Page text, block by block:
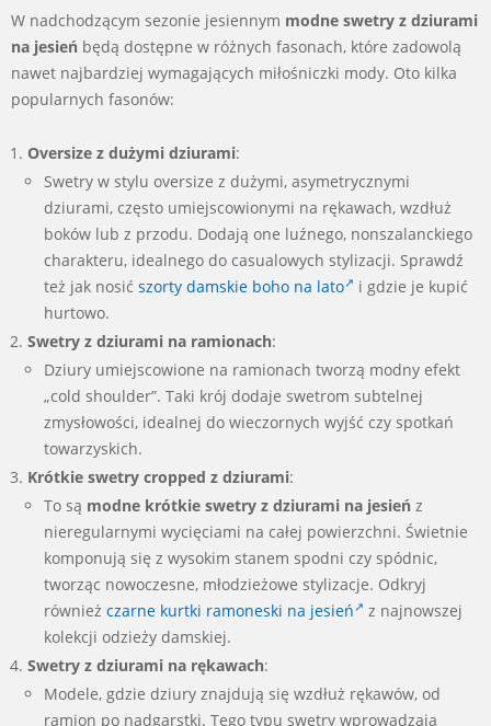
W nadchodzącym sezonie jesiennym modne swetry z dziurami
na jesień będą dostępne w różnych fasonach, które zadowolą
nawet najbardziej wymagających miłośniczki mody. Oto kilka
popularnych fasonów:
Oversize z dużymi dziurami:
Swetry w stylu oversize z dużymi, asymetrycznymi
dziurami, często umiejscowionymi na rękawach, wzdłuż
boków lub z przodu. Dodają one luźnego, nonszalanckiego
charakteru, idealnego do casualowych stylizacji. Sprawdź
też jak nosić szorty damskie boho na lato
i gdzie je kupić
hurtowo.
Swetry z dziurami na ramionach:
Dziury umiejscowione na ramionach tworzą modny efekt
„cold shoulder”. Taki krój dodaje swetrom subtelnej
zmysłowości, idealnej do wieczornych wyjść czy spotkań
towarzyskich.
Krótkie swetry cropped z dziurami:
To są modne krótkie swetry z dziurami na jesień z
nieregularnymi wycięciami na całej powierzchni. Świetnie
komponują się z wysokim stanem spodni czy spódnic,
tworząc nowoczesne, młodzieżowe stylizacje. Odkryj
również czarne kurtki ramoneski na jesień
z najnowszej
kolekcji odzieży damskiej.
Swetry z dziurami na rękawach:
Modele, gdzie dziury znajdują się wzdłuż rękawów, od
ramion po nadgarstki. Tego typu swetry wprowadzają